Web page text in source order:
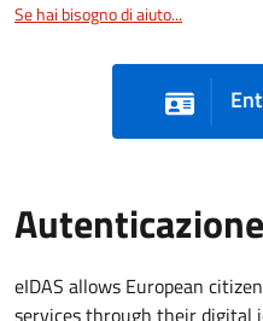
Se hai bisogno di aiuto...
eIDAS allows European
services through their digital